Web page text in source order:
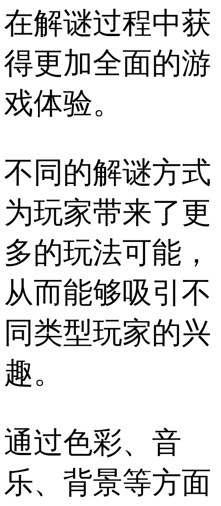
在解谜过程中获
得更加全面的游
戏体验。
不同的解谜方式
为玩家带来了更
多的玩法可能，
从而能够吸引不
同类型玩家的兴
趣。
通过色彩、音
乐、背景等方面